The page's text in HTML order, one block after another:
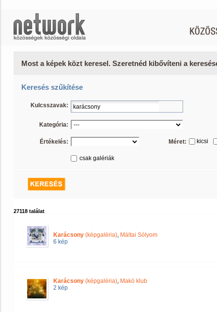
Most a képek közt keresel. Szeretnéd kibővíteni a
Keresés szűkítése
Kulcsszavak:
Kategória:
Értékelés: Méret: kicsi
csak galériák
27118 találat
Karácsony (képgaléria), Máltai Sólyom
6 kép
Karácsony (képgaléria), Makó klub
2 kép